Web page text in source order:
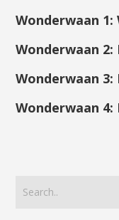
Wonderwaan 1:
Wonderwaan
Wonderwaan
Wonderwaan 4: